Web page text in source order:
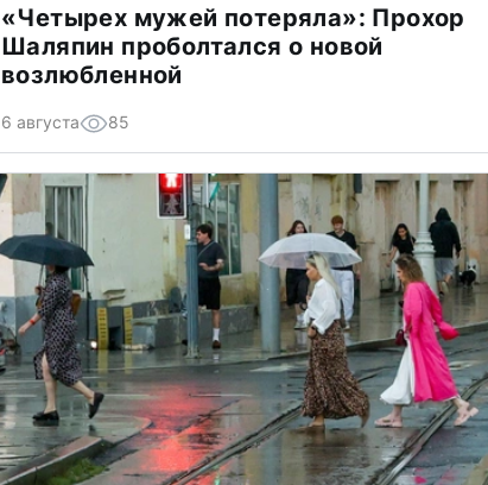
«Четырех мужей потеряла»: Прохор
Шаляпин проболтался о новой
возлюбленной
6 августа 85